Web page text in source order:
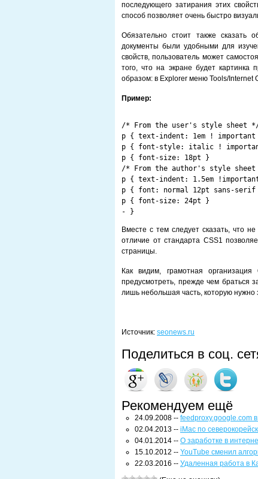
последующего затирания этих
способ позволяет очень быстро
Обязательно стоит также сказать
документы были удобными для
свойств, пользователь может
того, что на экране будет картинка
образом: в Explorer меню Tools/Internet
Пример:
/* From the user's style sheet
p { text-indent: 1em !
p { font-style: italic !
p { font-size: 18pt }
/* From the author's style
p { text-indent: 1.5em
p { font: normal 12pt sans-
p { font-size: 24pt }
- }
Вместе с тем следует сказать, что
отличие от стандарта CSS1
страницы.
Как видим, грамотная
предусмотреть, прежде чем браться
лишь небольшая часть, которую нужно
Источник: seonews.ru
Поделиться в соц.
Рекомендуем ещё
24.09.2008 -- feedproxy.google.com
02.04.2013 -- iMac по
04.01.2014 -- О заработке в
15.10.2012 -- YouTube сменил
22.03.2016 -- Удаленная работа в